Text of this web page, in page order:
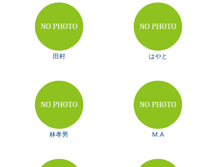
田村 はやと
林孝男 M.A